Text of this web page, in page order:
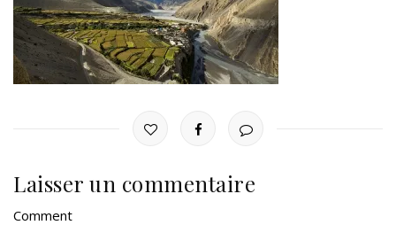
Laisser un commentaire
Comment